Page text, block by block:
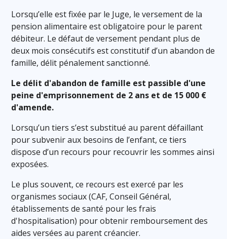
Lorsqu’elle est fixée par le Juge, le versement de la
pension alimentaire est obligatoire pour le parent
débiteur. Le défaut de versement pendant plus de
deux mois consécutifs est constitutif d’un abandon de
famille, délit pénalement sanctionné.
Le délit d'abandon de famille est passible d'une
peine d'emprisonnement de 2 ans et de 15 000 €
d'amende.
Lorsqu’un tiers s’est substitué au parent défaillant
pour subvenir aux besoins de l’enfant, ce tiers
dispose d’un recours pour recouvrir les sommes ainsi
exposées.
Le plus souvent, ce recours est exercé par les
organismes sociaux (CAF, Conseil Général,
établissements de santé pour les frais
d'hospitalisation) pour obtenir remboursement des
aides versées au parent créancier.